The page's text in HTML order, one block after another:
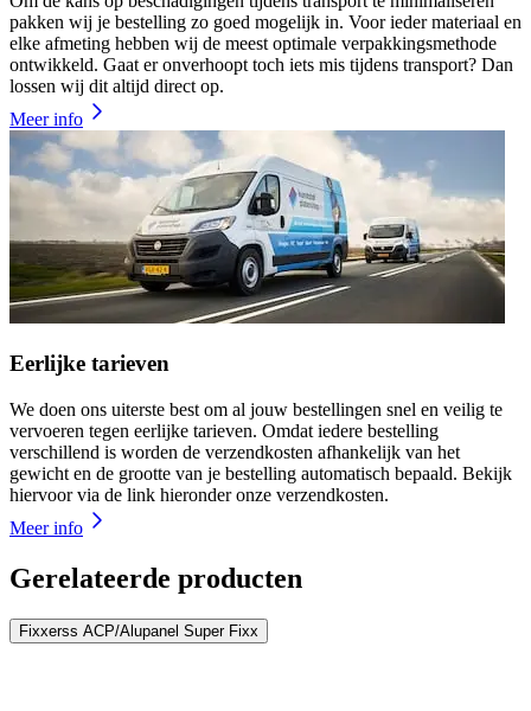
pakken wij je bestelling zo goed mogelijk in. Voor ieder materiaal en
elke afmeting hebben wij de meest optimale verpakkingsmethode
ontwikkeld. Gaat er onverhoopt toch iets mis tijdens transport? Dan
lossen wij dit altijd direct op.
Meer info
Eerlijke tarieven
We doen ons uiterste best om al jouw bestellingen snel en veilig te
vervoeren tegen eerlijke tarieven. Omdat iedere bestelling
verschillend is worden de verzendkosten afhankelijk van het
gewicht en de grootte van je bestelling automatisch bepaald. Bekijk
hiervoor via de link hieronder onze verzendkosten.
Meer info
Gerelateerde producten
Fixxerss ACP/Alupanel Super Fixx